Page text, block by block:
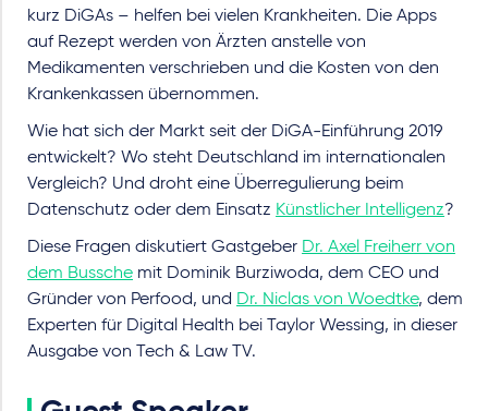
kurz DiGAs – helfen bei vielen Krankheiten. Die Apps
auf Rezept werden von Ärzten anstelle von
Medikamenten verschrieben und die Kosten von den
Krankenkassen übernommen.
Wie hat sich der Markt seit der DiGA-Einführung 2019
entwickelt? Wo steht Deutschland im internationalen
Vergleich? Und droht eine Überregulierung beim
Datenschutz oder dem Einsatz Künstlicher Intelligenz?
Diese Fragen diskutiert Gastgeber Dr. Axel Freiherr von
dem Bussche mit Dominik Burziwoda, dem CEO und
Gründer von Perfood, und Dr. Niclas von Woedtke, dem
Experten für Digital Health bei Taylor Wessing, in dieser
Ausgabe von Tech & Law TV.